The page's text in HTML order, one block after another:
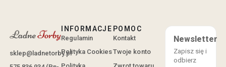
sklep@ladnetorby.pl
INFORMACJE
Regulamin
Polityka Cookies
POMOC
Kontakt
Twoje konto
Newsletter
Zapisz się i
odbierz